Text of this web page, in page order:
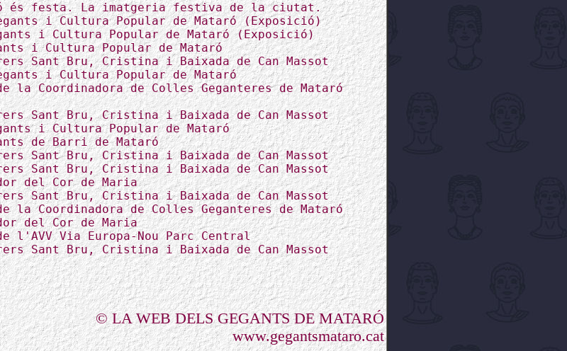
és festa. La imatgeria festiva de la ciutat.
i Cultura Popular de Mataró (Exposició)
i Cultura Popular de Mataró (Exposició)
i Cultura Popular de Mataró
Sant Bru, Cristina i Baixada de Can Massot
i Cultura Popular de Mataró
la Coordinadora de Colles Geganteres de Mataró
Sant Bru, Cristina i Baixada de Can Massot
i Cultura Popular de Mataró
de Barri de Mataró
Sant Bru, Cristina i Baixada de Can Massot
Sant Bru, Cristina i Baixada de Can Massot
del Cor de Maria
Sant Bru, Cristina i Baixada de Can Massot
la Coordinadora de Colles Geganteres de Mataró
del Cor de Maria
l'AVV Via Europa-Nou Parc Central
Sant Bru, Cristina i Baixada de Can Massot
© LA WEB DELS GEGANTS DE MATARÓ
www.gegantsmataro.cat